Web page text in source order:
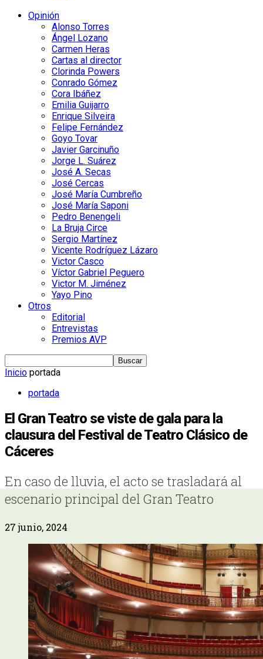
Opinión
Alonso Torres
Ángel Lozano
Carmen Heras
Cartas al director
Clorinda Powers
Conrado Gómez
Cora Ibáñez
Emilia Guijarro
Enrique Silveira
Felipe Fernández
Goyo Tovar
Javier Garcinuño
Jorge L. Suárez
José A. Secas
José Cercas
José María Cumbreño
José María Saponi
Pedro Benengeli
La Bruja Circe
Sergio Martínez
Vicente Rodríguez Lázaro
Victor Casco
Víctor Gabriel Peguero
Victor M. Jiménez
Yayo Pino
Otros
Editorial
Entrevistas
Premios AVP
Inicio portada
portada
El Gran Teatro se viste de gala para la
clausura del Festival de Teatro Clásico de
Cáceres
En caso de lluvia, el acto se trasladará al
escenario principal del Gran Teatro
27 junio, 2024